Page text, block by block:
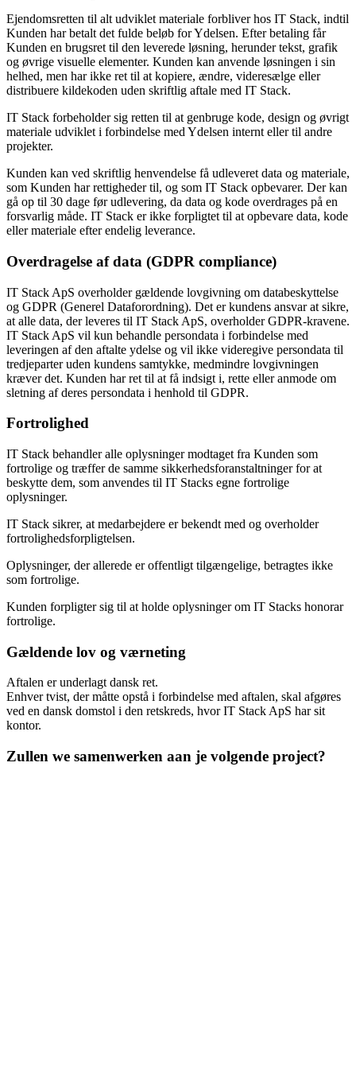
Ejendomsretten til alt udviklet materiale forbliver hos IT Stack, indtil
Kunden har betalt det fulde beløb for Ydelsen. Efter betaling får
Kunden en brugsret til den leverede løsning, herunder tekst, grafik
og øvrige visuelle elementer. Kunden kan anvende løsningen i sin
helhed, men har ikke ret til at kopiere, ændre, videresælge eller
distribuere kildekoden uden skriftlig aftale med IT Stack.
IT Stack forbeholder sig retten til at genbruge kode, design og øvrigt
materiale udviklet i forbindelse med Ydelsen internt eller til andre
projekter.
Kunden kan ved skriftlig henvendelse få udleveret data og materiale,
som Kunden har rettigheder til, og som IT Stack opbevarer. Der kan
gå op til 30 dage før udlevering, da data og kode overdrages på en
forsvarlig måde. IT Stack er ikke forpligtet til at opbevare data, kode
eller materiale efter endelig leverance.
Overdragelse af data (GDPR compliance)
IT Stack ApS overholder gældende lovgivning om databeskyttelse
og GDPR (Generel Dataforordning). Det er kundens ansvar at sikre,
at alle data, der leveres til IT Stack ApS, overholder GDPR-kravene.
IT Stack ApS vil kun behandle persondata i forbindelse med
leveringen af den aftalte ydelse og vil ikke videregive persondata til
tredjeparter uden kundens samtykke, medmindre lovgivningen
kræver det. Kunden har ret til at få indsigt i, rette eller anmode om
sletning af deres persondata i henhold til GDPR.
Fortrolighed
IT Stack behandler alle oplysninger modtaget fra Kunden som
fortrolige og træffer de samme sikkerhedsforanstaltninger for at
beskytte dem, som anvendes til IT Stacks egne fortrolige
oplysninger.
IT Stack sikrer, at medarbejdere er bekendt med og overholder
fortrolighedsforpligtelsen.
Oplysninger, der allerede er offentligt tilgængelige, betragtes ikke
som fortrolige.
Kunden forpligter sig til at holde oplysninger om IT Stacks honorar
fortrolige.
Gældende lov og værneting
Aftalen er underlagt dansk ret.
Enhver tvist, der måtte opstå i forbindelse med aftalen, skal afgøres
ved en dansk domstol i den retskreds, hvor IT Stack ApS har sit
kontor.
Zullen we samenwerken aan je volgende project?